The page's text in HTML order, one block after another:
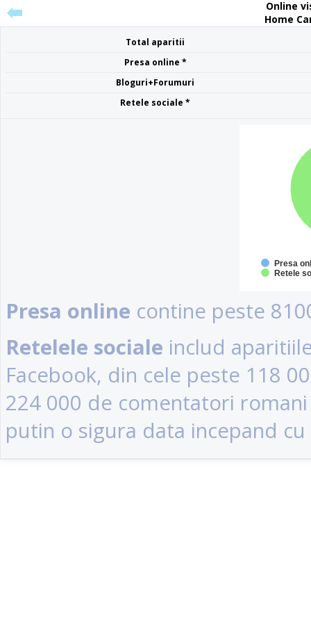
Online
Home
Total aparitii
Presa online *
Bloguri+Forumuri
Retele sociale *
Presa
Retele
Presa online contine peste
Retelele sociale includ
Facebook, din cele peste 118
224 000 de comentatori
putin o sigura data incepand